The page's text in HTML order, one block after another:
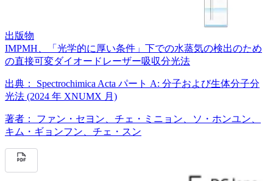
出版物
IMPMH、「光学的に厚い条件」下での水蒸気の検出のため
の直接可変ダイオードレーザー吸収分光法
出典：
Spectrochimica Acta パート A: 分子および生体分子分
光法 (2024 年 XNUMX 月)
著者：
ファン・セヨン、チェ・ミニョン、ソ・ホンユン、
キム・ギョンフン、チェ・スン